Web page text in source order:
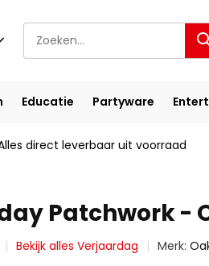
Educatie Partyware
direct leverbaar uit voorraad
Patchwork -
Bekijk alles Verjaardag Merk: